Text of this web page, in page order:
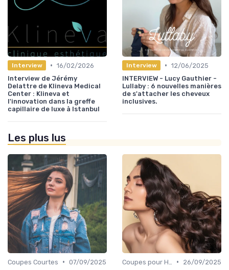
Interview • 16/02/2026
Interview de Jérémy
Delattre de Klineva Medical
Center : Klineva et
l'innovation dans la greffe
capillaire de luxe à Istanbul
Interview • 12/06/2025
INTERVIEW - Lucy Gauthier -
Lullaby : 6 nouvelles manières
de s'attacher les cheveux
inclusives.
Les plus lus
Coupes Courtes • 07/09/2025 • 26/09/2025